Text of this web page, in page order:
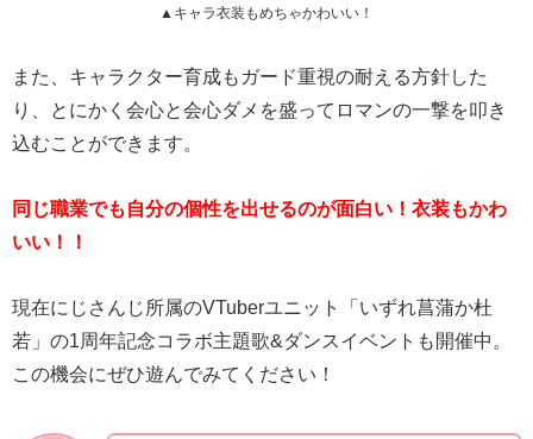
▲キャラ衣装もめちゃかわいい！
また、キャラクター育成もガード重視の耐える方針した
り、とにかく会心と会心ダメを盛ってロマンの一撃を叩き
込むことができます。
同じ職業でも自分の個性を出せるのが面白い！衣装もかわ
いい！！
現在にじさんじ所属のVTuberユニット「いずれ菖蒲か杜
若」の1周年記念コラボ主題歌&ダンスイベントも開催中。
この機会にぜひ遊んでみてください！